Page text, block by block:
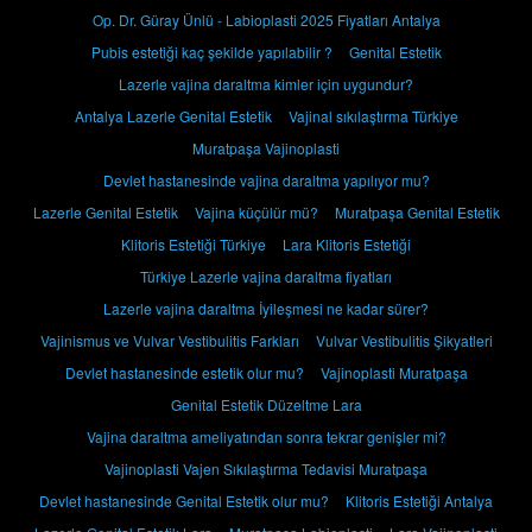
Op. Dr. Güray Ünlü - Labioplasti 2025 Fiyatları Antalya
Pubis estetiği kaç şekilde yapılabilir ?
Genital Estetik
Lazerle vajina daraltma kimler için uygundur?
Antalya Lazerle Genital Estetik
Vajinal sıkılaştırma Türkiye
Muratpaşa Vajinoplasti
Devlet hastanesinde vajina daraltma yapılıyor mu?
Lazerle Genital Estetik
Vajina küçülür mü?
Muratpaşa Genital Estetik
Klitoris Estetiği Türkiye
Lara Klitoris Estetiği
Türkiye Lazerle vajina daraltma fiyatları
Lazerle vajina daraltma İyileşmesi ne kadar sürer?
Vajinismus ve Vulvar Vestibulitis Farkları
Vulvar Vestibulitis Şikyatleri
Devlet hastanesinde estetik olur mu?
Vajinoplasti Muratpaşa
Genital Estetik Düzeltme Lara
Vajina daraltma ameliyatından sonra tekrar genişler mi?
Vajinoplasti Vajen Sıkılaştırma Tedavisi Muratpaşa
Devlet hastanesinde Genital Estetik olur mu?
Klitoris Estetiği Antalya